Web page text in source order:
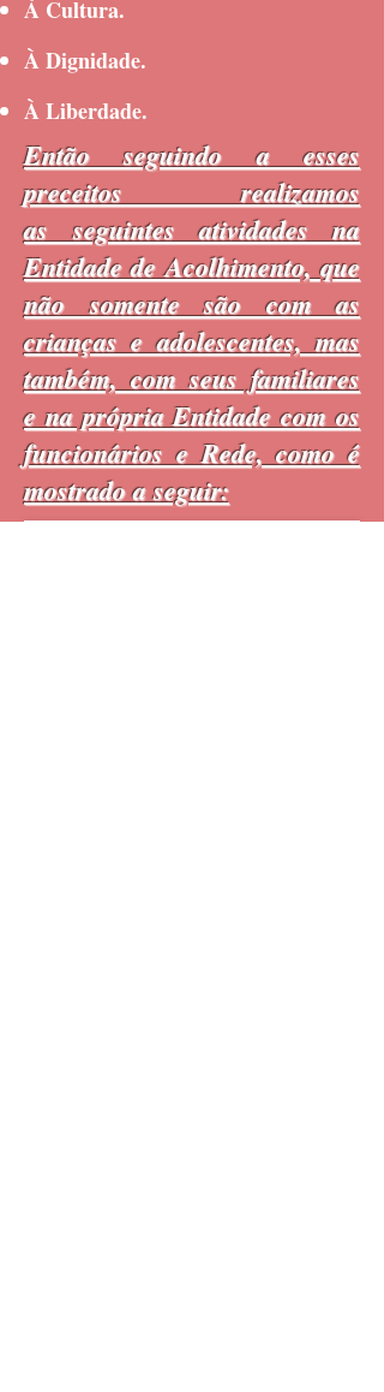
À Cultura.
À Dignidade.
À Liberdade.
Então seguindo a esses
preceitos realizamos
as seguintes atividades na
Entidade de Acolhimento, que
não somente são com as
crianças e adolescentes, mas
também, com seus familiares
e na própria Entidade com os
funcionários e Rede, como é
mostrado a seguir: